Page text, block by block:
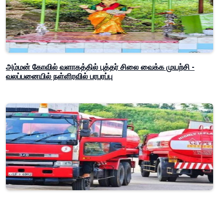
அம்மன் கோவில் வளாகத்தில் புத்தர் சிலை வைக்க முயற்சி -
வலப்பனையில் நள்ளிரவில் பரபரப்பு